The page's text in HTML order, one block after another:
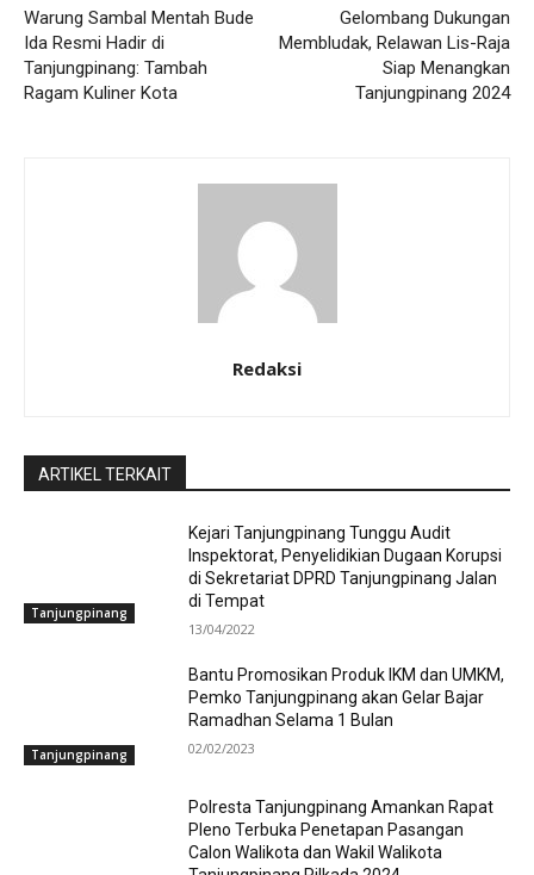
Warung Sambal Mentah Bude
Ida Resmi Hadir di
Tanjungpinang: Tambah
Ragam Kuliner Kota
Gelombang Dukungan
Membludak, Relawan Lis-Raja
Siap Menangkan
Tanjungpinang 2024
Redaksi
ARTIKEL TERKAIT
Tanjungpinang
Kejari Tanjungpinang Tunggu Audit
Inspektorat, Penyelidikian Dugaan Korupsi
di Sekretariat DPRD Tanjungpinang Jalan
di Tempat
13/04/2022
Tanjungpinang
Bantu Promosikan Produk IKM dan UMKM,
Pemko Tanjungpinang akan Gelar Bajar
Ramadhan Selama 1 Bulan
02/02/2023
Polresta Tanjungpinang Amankan Rapat
Pleno Terbuka Penetapan Pasangan
Calon Walikota dan Wakil Walikota